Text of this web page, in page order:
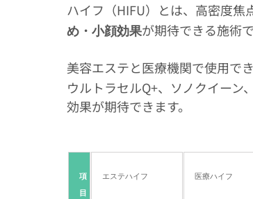
ハイフ（HIFU）とは、高密度焦
め・小顔効果が期待できる施術で
美容エステと医療機関で使用で
ウルトラセルQ+、ソノクイー
効果が期待できます。
項
目
エステハイフ 医療ハイフ